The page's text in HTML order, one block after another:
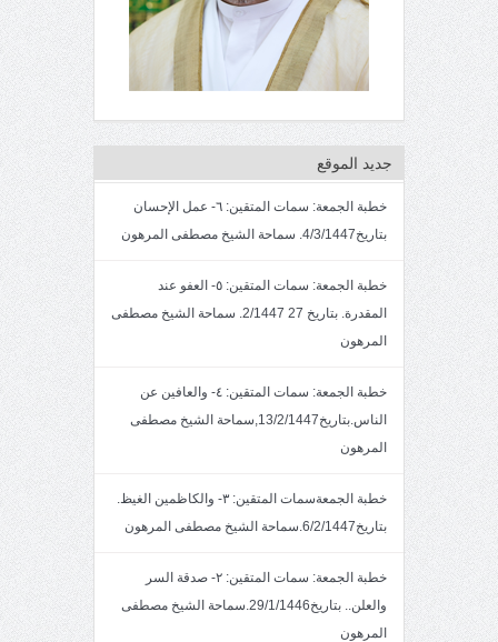
جديد الموقع
خطبة الجمعة: سمات المتقين: ٦- عمل الإحسان
بتاريخ4/3/1447. سماحة الشيخ مصطفى المرهون
خطبة الجمعة: سمات المتقين: ٥- العفو عند
المقدرة. بتاريخ 27 2/1447. سماحة الشيخ مصطفى
المرهون
خطبة الجمعة: سمات المتقين: ٤- والعافين عن
الناس.بتاريخ13/2/1447,سماحة الشيخ مصطفى
المرهون
خطبة الجمعةسمات المتقين: ٣- والكاظمين الغيظ.
بتاريخ6/2/1447.سماحة الشيخ مصطفى المرهون
خطبة الجمعة: سمات المتقين: ٢- صدقة السر
والعلن.. بتاريخ29/1/1446.سماحة الشيخ مصطفى
المرهون